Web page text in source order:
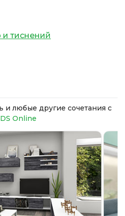
и тиснений
и любые другие сочетания с
Online